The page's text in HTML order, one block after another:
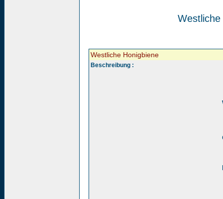
Westliche
Westliche Honigbiene
Beschreibung :